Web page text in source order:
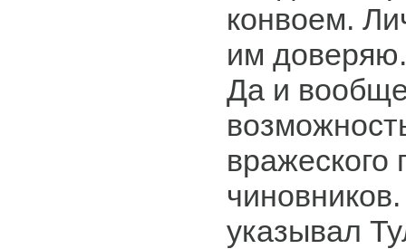
конвоем.
им доверяю.
Да и
вражеского
указывал